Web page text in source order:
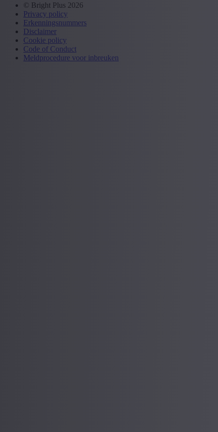
© Bright Plus 2026
Privacy policy
Erkenningsnummers
Disclaimer
Cookie policy
Code of Conduct
Meldprocedure voor inbreuken